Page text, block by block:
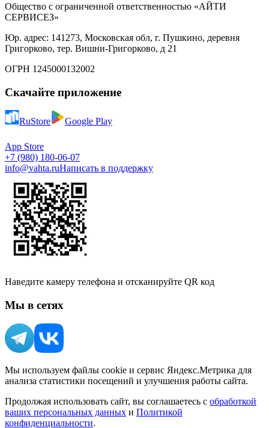
Общество с ограниченной ответственностью «АЙТИ
СЕРВИСЕЗ»
Юр. адрес: 141273, Московская обл, г. Пушкино, деревня
Григорково, тер. Вишни-Григорково, д 21
ОГРН 1245000132002
Скачайте приложение
RuStore Google Play
App Store
+7 (980) 180-06-07
info@vahta.ruНаписать в поддержку
Наведите камеру телефона и отсканируйте QR код
Мы в сетях
Мы используем файлы cookie и сервис Яндекс.Метрика для
анализа статистики посещений и улучшения работы сайта.
Продолжая использовать сайт, вы соглашаетесь с обработкой
ваших персональных данных и Политикой
конфиденциальности.